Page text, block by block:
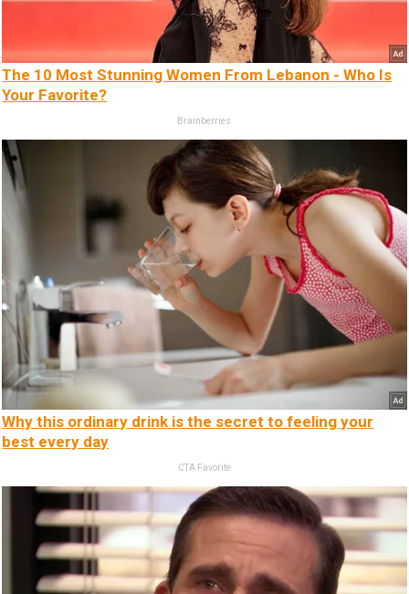
The 10 Most Stunning Women From Lebanon - Who Is
Your Favorite?
Brainberries
Why this ordinary drink is the secret to feeling your
best every day
CTA Favorite